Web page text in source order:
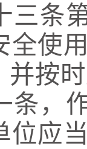
三条
全使
并按
条 ，
位应